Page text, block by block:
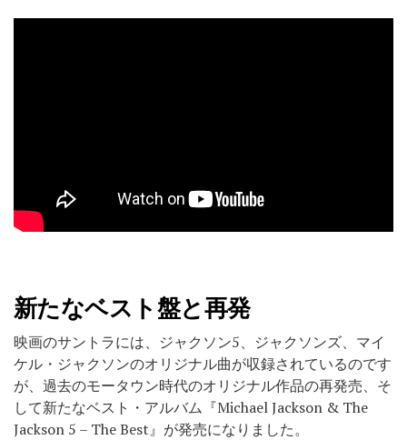
新たなベスト盤と再発
映画のサントラには、ジャクソン5、ジャクソンズ、マイ
ケル・ジャクソンのオリジナル曲が収録されているのです
が、過去のモータウン時代のオリジナル作品の再発売、そ
して新たなベスト・アルバム『Michael Jackson & The
Jackson 5 – The Best』が発売になりました。